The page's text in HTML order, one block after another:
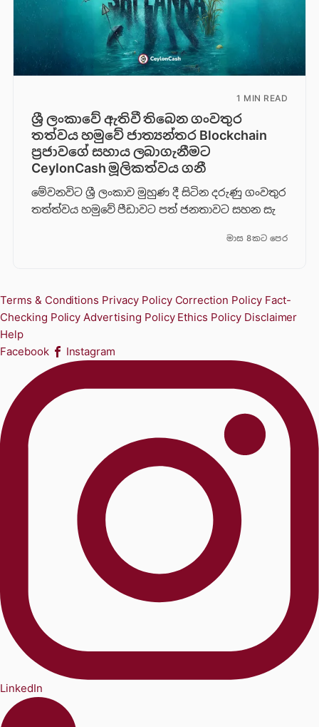
1 MIN READ
ශ්‍රී ලංකාවේ ඇතිවී තිබෙන ගංවතුර
තත්වය හමුවේ ජාත්‍යන්තර Blockchain
ප්‍රජාවගේ සහාය ලබාගැනීමට
CeylonCash මූලිකත්වය ග​නී
මේවනවිට ශ්‍රී ලංකාව මුහුණ දී සිටින දරුණු ගංවතුර
තත්ත්වය හමුවේ පීඩාවට පත් ජනතාවට සහන සැ
මාස 8කට පෙර
Terms & Conditions Privacy Policy Correction Policy Fact-
Checking Policy Advertising Policy Ethics Policy Disclaimer
Help
Facebook
Instagram
LinkedIn